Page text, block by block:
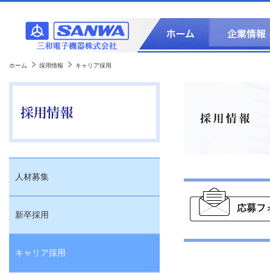
ホーム 採用情報 キャリア採用
人材募集
新卒採用
キャリア採用